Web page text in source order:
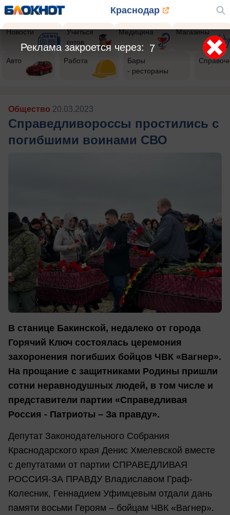
Краснодар
Новости
Учиться
готов
Медицина Магазины
Авто Работа
Бары
- рестораны
Общество 20.03.2023
Справедливороссы простились с
погибшими воинами СВО
В станице Бакинской, недалеко от города
Горячий Ключ состоялась церемония
захоронения погибших бойцов ЧВК «Вагнер».
На прощание с защитниками Родины пришли
сотни неравнодушных людей, в том числе и
представители партии «Справедливая
Россия - Патриоты – За правду».
Депутат Законодательного Собрания
Краснодарского края Денис Хмелевской вместе
с депутатами от партии СПРАВЕДЛИВАЯ
РОССИЯ-ЗА ПРАВДУ Владиславом Граф-
Колесник, Геннадием Уфимцевым отдали дань
памяти восьми Героям – бойцам ЧВК «Вагнер».
5
Реклама закроется через: